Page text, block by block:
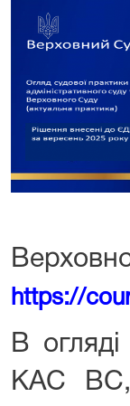
https://
В огляді
КАС ВС,